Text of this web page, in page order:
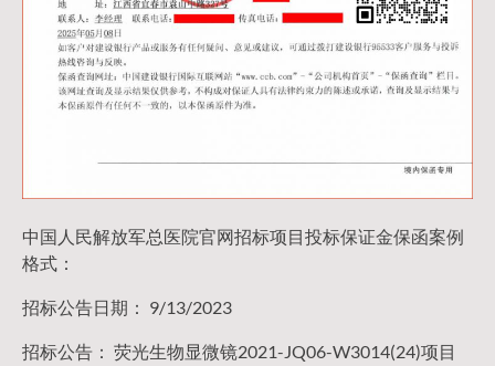
中国人民解放军总医院官网招标项目投标保证金保函案例
格式：
招标公告日期： 9/13/2023
招标公告： 荧光生物显微镜2021-JQ06-W3014(24)项目